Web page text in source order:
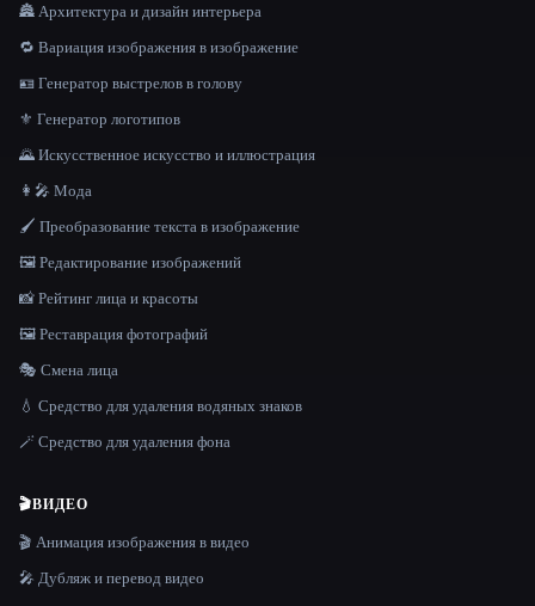
🏯 Архитектура и дизайн интерьера
🔁 Вариация изображения в изображение
🪪 Генератор выстрелов в голову
⚜️ Генератор логотипов
🌄 Искусственное искусство и иллюстрация
👩‍🎤 Мода
🖌️ Преобразование текста в изображение
🖼️ Редактирование изображений
📸 Рейтинг лица и красоты
🖼️ Реставрация фотографий
🎭 Смена лица
💧 Средство для удаления водяных знаков
🪄 Средство для удаления фона
🎬ВИДЕО
🎬 Анимация изображения в видео
🎤 Дубляж и перевод видео